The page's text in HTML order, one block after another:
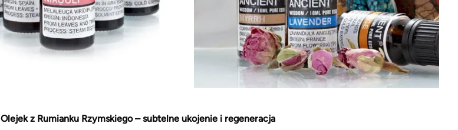
Olejek z Rumianku Rzymskiego – subtelne ukojenie i regeneracja